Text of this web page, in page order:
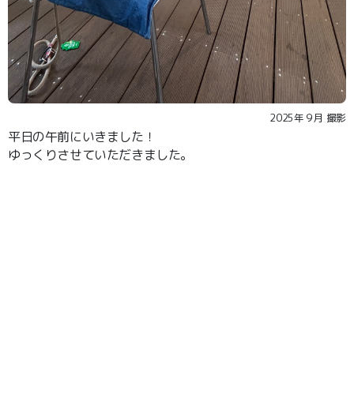
2025年９月 撮影
平日の午前にいきました！
ゆっくりさせていただきました。